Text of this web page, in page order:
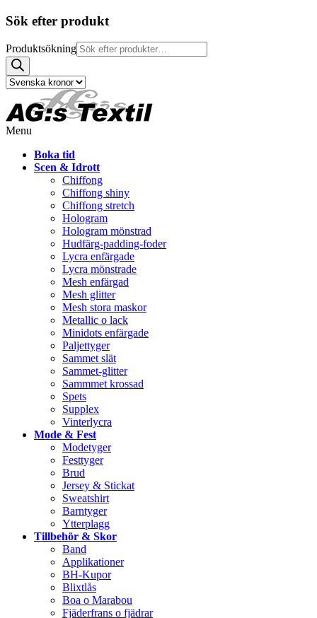
Sök efter produkt
Produktsökning
Menu
Boka tid
Scen & Idrott
Chiffong
Chiffong shiny
Chiffong stretch
Hologram
Hologram mönstrad
Hudfärg-padding-foder
Lycra enfärgade
Lycra mönstrade
Mesh enfärgad
Mesh glitter
Mesh stora maskor
Metallic o lack
Minidots enfärgade
Paljettyger
Sammet slät
Sammet-glitter
Sammmet krossad
Spets
Supplex
Vinterlycra
Mode & Fest
Modetyger
Festtyger
Brud
Jersey & Stickat
Sweatshirt
Barntyger
Ytterplagg
Tillbehör & Skor
Band
Applikationer
BH-Kupor
Blixtlås
Boa o Marabou
Fjäderfrans o fjädrar